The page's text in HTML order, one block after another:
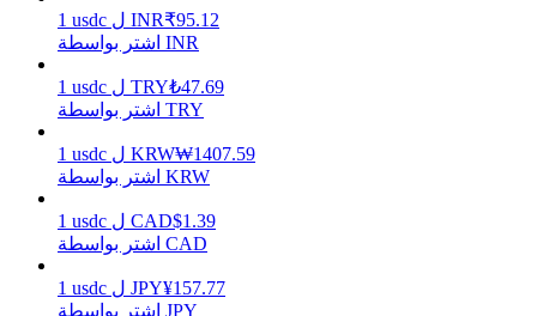
خنزير الطاقة
احصل على مكافآت تنافسية يوميًا
1 usdc ل INR₹95.12
اشتر بواسطة INR
1 usdc ل TRY₺47.69
اشتر بواسطة TRY
1 usdc ل KRW₩1407.59
اشتر بواسطة KRW
1 usdc ل CAD$1.39
اشتر بواسطة CAD
1 usdc ل JPY¥157.77
اشتر بواسطة JPY